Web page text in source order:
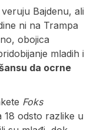
Bajdenu, ali
ni na Trampa
obojica
mladih i
da ocrne
Foks
odsto razlike u